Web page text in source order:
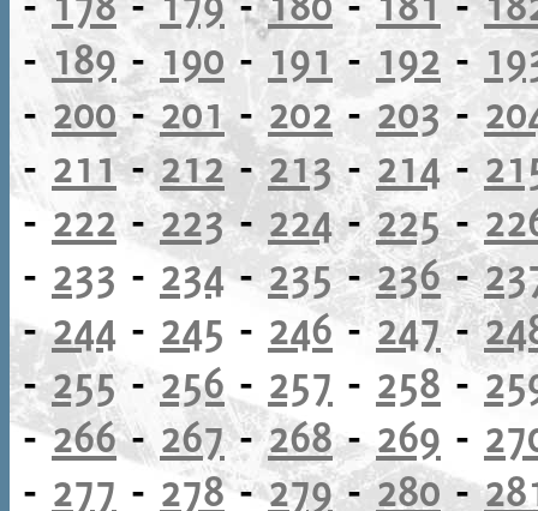
- 189 -190 -191 - 192 -
- 200-201-202 - 203 -
- 211-212-213- 214-
- 222 -223- 224-225-
- 233 - 234-235-236-
-244 - 245 - 246-247-
-255-256 - 257 - 258 -
-266- 267-268- 269 -
- 277 - 278-279-280-